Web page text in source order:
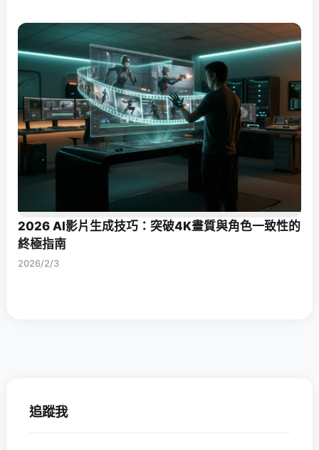
2026 AI影片生成技巧：突破4K畫質與角色一致性的
終極指南
2026/2/3
追蹤我